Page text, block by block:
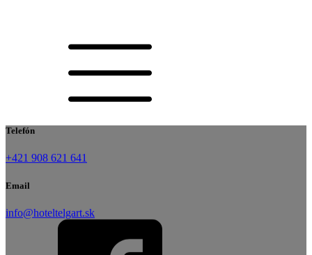
Telefón
+421 908 621 641
Email
info@hoteltelgart.sk